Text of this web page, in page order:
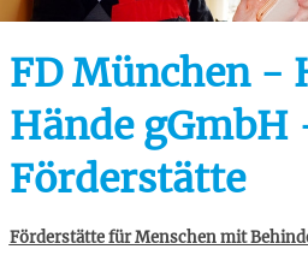
FD München -
Hände gGmbH
Förderstätte
Förderstätte für Menschen mit